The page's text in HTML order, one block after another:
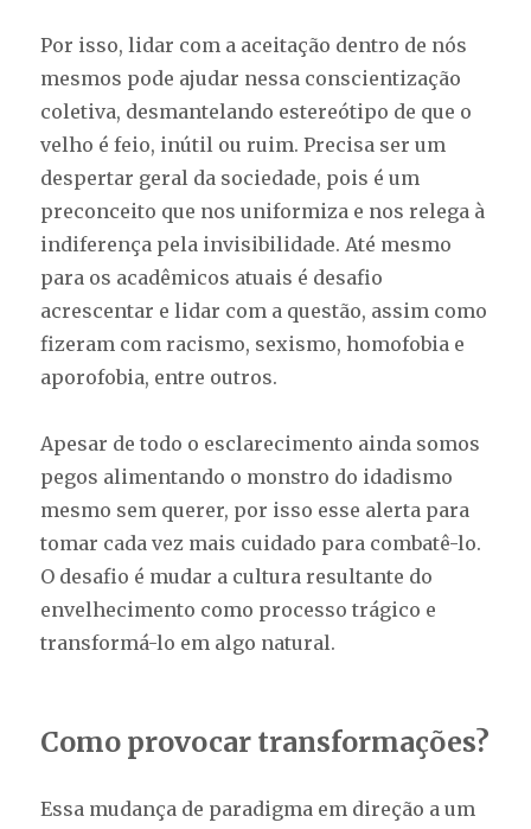
Por isso, lidar com a aceitação dentro de nós
mesmos pode ajudar nessa conscientização
coletiva, desmantelando estereótipo de que o
velho é feio, inútil ou ruim. Precisa ser um
despertar geral da sociedade, pois é um
preconceito que nos uniformiza e nos relega à
indiferença pela invisibilidade. Até mesmo
para os acadêmicos atuais é desafio
acrescentar e lidar com a questão, assim como
fizeram com racismo, sexismo, homofobia e
aporofobia, entre outros.
Apesar de todo o esclarecimento ainda somos
pegos alimentando o monstro do idadismo
mesmo sem querer, por isso esse alerta para
tomar cada vez mais cuidado para combatê-lo.
O desafio é mudar a cultura resultante do
envelhecimento como processo trágico e
transformá-lo em algo natural.
Como provocar transformações?
Essa mudança de paradigma em direção a um